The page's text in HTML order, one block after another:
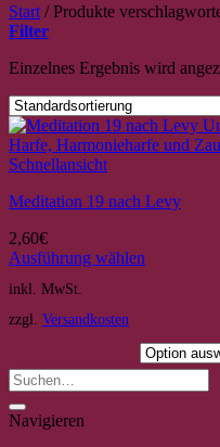
Start /Produkte
Filter
Einzelnes Ergebnis wird
Schnellansicht
Meditation 19 nach Levy
2,60€
Ausführung wählen
Produkt
weist
auf.
Die
Optionen
können
inkl. MwSt.
zzgl. Versandkosten
Navigieren